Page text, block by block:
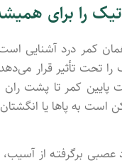
را برای
کمر درد آشنایی
تحت تأثیر قرار
پایین کمر تا پشت ران
است به پاها یا
عصبی برگرفتـه از